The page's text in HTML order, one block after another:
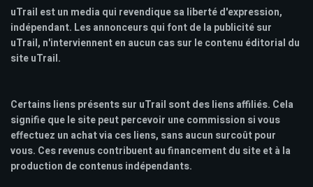
uTrail est un media qui revendique sa liberté d'expression,
indépendant. Les annonceurs qui font de la publicité sur
uTrail, n'interviennent en aucun cas sur le contenu éditorial du
site uTrail.
Certains liens présents sur uTrail sont des liens affiliés. Cela
signifie que le site peut percevoir une commission si vous
effectuez un achat via ces liens, sans aucun surcoût pour
vous. Ces revenus contribuent au financement du site et à la
production de contenus indépendants.